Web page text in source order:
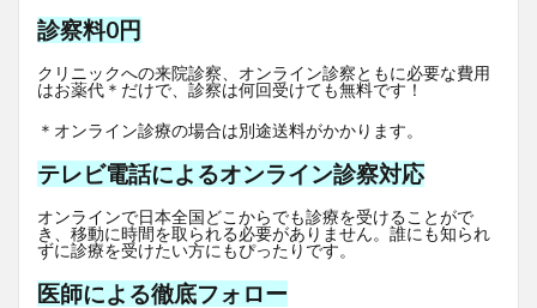
診察料0円
クリニックへの来院診察、オンライン診察ともに必要な費用
はお薬代＊だけで、診察は何回受けても無料です！
＊オンライン診療の場合は別途送料がかかります。
テレビ電話によるオンライン診察対応
オンラインで日本全国どこからでも診療を受けることがで
き、移動に時間を取られる必要がありません。誰にも知られ
ずに診療を受けたい方にもぴったりです。
医師による徹底フォロー